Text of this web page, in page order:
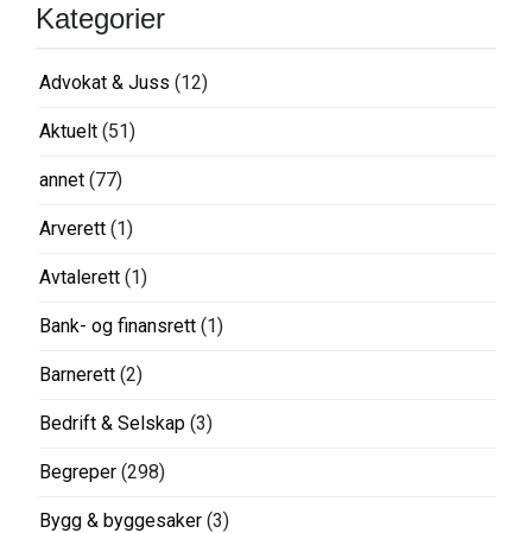
Kategorier
Advokat & Juss (12)
Aktuelt (51)
annet (77)
Arverett (1)
Avtalerett (1)
Bank- og finansrett (1)
Barnerett (2)
Bedrift & Selskap (3)
Begreper (298)
Bygg & byggesaker (3)